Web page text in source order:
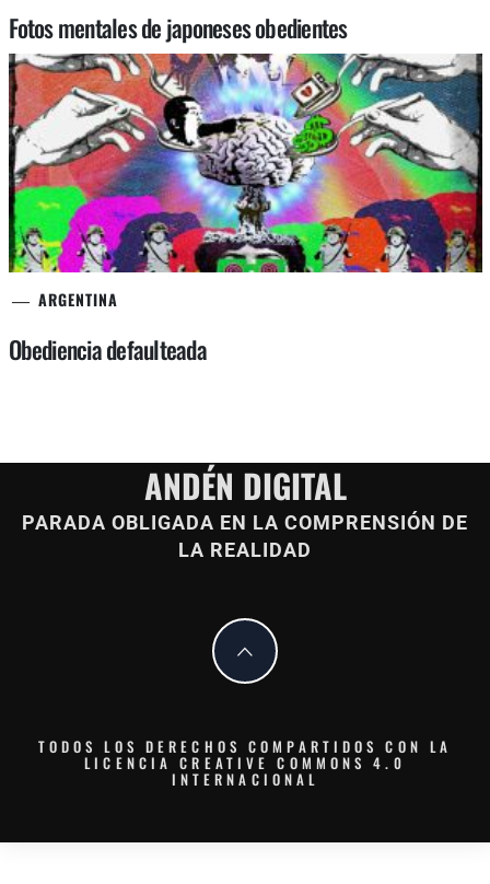
Fotos mentales de japoneses obedientes
ARGENTINA
Obediencia defaulteada
ANDÉN DIGITAL
PARADA OBLIGADA EN LA COMPRENSIÓN DE
LA REALIDAD
TODOS LOS DERECHOS COMPARTIDOS CON LA
LICENCIA CREATIVE COMMONS 4.0
INTERNACIONAL